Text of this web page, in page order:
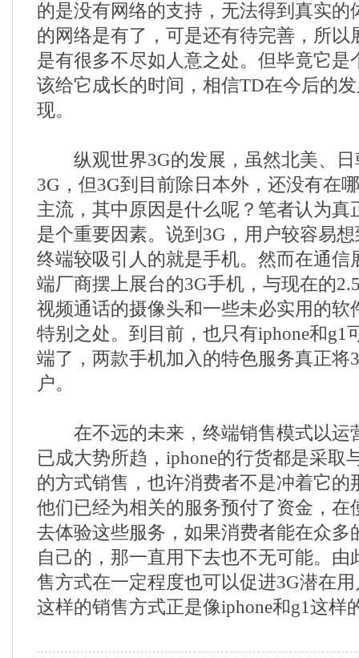
的是没有网络的支持，无法得到真实的
的网络是有了，可是还有待完善，所以
是有很多不尽如人意之处。但毕竟它是
该给它成长的时间，相信TD在今后的
现。
纵观世界3G的发展，虽然北美、日
3G，但3G到目前除日本外，还没有在
主流，其中原因是什么呢？笔者认为真
是个重要因素。说到3G，用户较容易
终端较吸引人的就是手机。然而在通信
端厂商摆上展台的3G手机，与现在的
视频通话的摄像头和一些未必实用的软
特别之处。到目前，也只有iphone和g1
端了，两款手机加入的特色服务真正将
户。
在不远的未来，终端销售模式以运
已成大势所趋，iphone的行货都是采取
的方式销售，也许消费者不是冲着它的
他们已经为相关的服务预付了资金，在
去体验这些服务，如果消费者能在众多
自己的，那一直用下去也不无可能。由
售方式在一定程度也可以促进3G潜在
这样的销售方式正是像iphone和g1这样